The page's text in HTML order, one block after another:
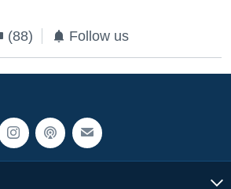
(88) Follow us